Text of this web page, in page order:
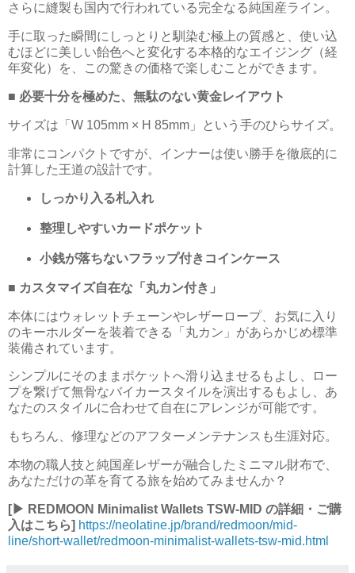
さらに縫製も国内で行われている完全なる純国産ライン。
手に取った瞬間にしっとりと馴染む極上の質感と、使い込
むほどに美しい飴色へと変化する本格的なエイジング（経
年変化）を、この驚きの価格で楽しむことができます。
■ 必要十分を極めた、無駄のない黄金レイアウト
サイズは「W 105mm × H 85mm」という手のひらサイズ。
非常にコンパクトですが、インナーは使い勝手を徹底的に
計算した王道の設計です。
しっかり入る札入れ
整理しやすいカードポケット
小銭が落ちないフラップ付きコインケース
■ カスタマイズ自在な「丸カン付き」
本体にはウォレットチェーンやレザーロープ、お気に入り
のキーホルダーを装着できる「丸カン」があらかじめ標準
装備されています。
シンプルにそのままポケットへ滑り込ませるもよし、ロー
プを繋げて無骨なバイカースタイルを演出するもよし、あ
なたのスタイルに合わせて自在にアレンジが可能です。
もちろん、修理などのアフターメンテナンスも生涯対応。
本物の職人技と純国産レザーが融合したミニマル財布で、
あなただけの革を育てる旅を始めてみませんか？
[▶ REDMOON Minimalist Wallets TSW-MID の詳細・ご購
入はこちら] https://neolatine.jp/brand/redmoon/mid-
line/short-wallet/redmoon-minimalist-wallets-tsw-mid.html